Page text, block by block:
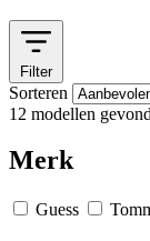
Filter
Sorteren
12 modellen
Merk
Guess